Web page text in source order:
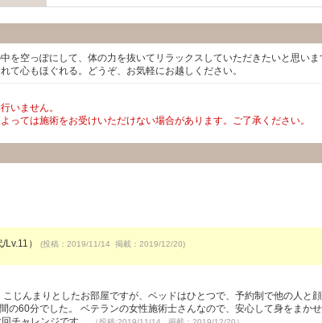
を空っぽにして、体の力を抜いてリラックスしていただきたいと思いま
て心もほぐれる。どうぞ、お気軽にお越しください。
いません。
っては施術をお受けいただけない場合があります。ご了承ください。
Lv.11） (投稿：2019/11/14 掲載：2019/12/20)
じんまりとしたお部屋ですが、ベッドはひとつで、予約制で他の人と
の60分でした。 ベテランの女性施術士さんなので、安心して身をまか